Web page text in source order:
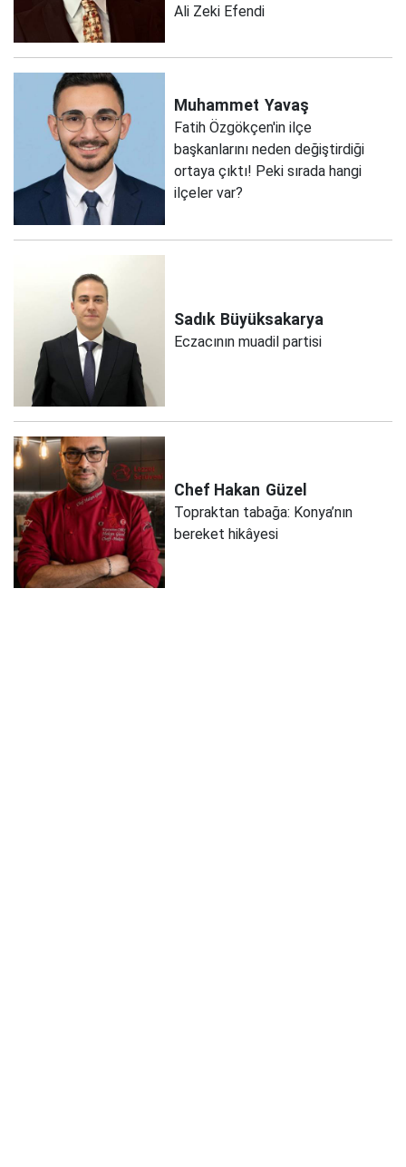
Ali Zeki Efendi
Muhammet Yavaş
Fatih Özgökçen'in ilçe
başkanlarını neden değiştirdiği
ortaya çıktı! Peki sırada hangi
ilçeler var?
Sadık Büyüksakarya
Eczacının muadil partisi
Chef Hakan Güzel
Topraktan tabağa: Konya’nın
bereket hikâyesi